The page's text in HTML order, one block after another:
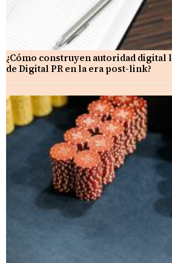
¿Cómo construyen autoridad digital
de Digital PR en la era post-link?